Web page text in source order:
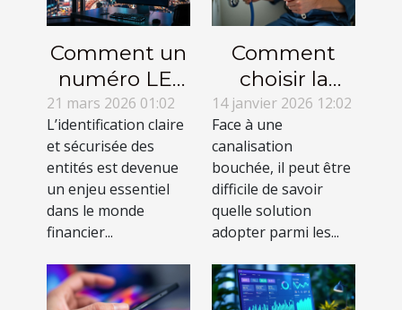
Comment un
numéro LEI
facilite les
transactions
financières ?
21 mars 2026 01:02
L’identification claire
et sécurisée des
entités est devenue
un enjeu essentiel
dans le monde
financier...
Comment
choisir la
meilleure
méthode
pour
déboucher
vos
canalisations
?
14 janvier 2026 12:02
Face à une
canalisation
bouchée, il peut être
difficile de savoir
quelle solution
adopter parmi les...